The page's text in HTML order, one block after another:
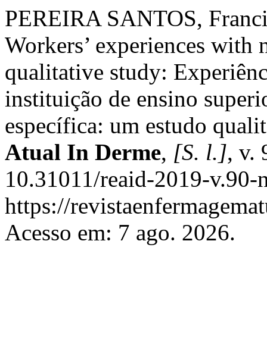
PEREIRA SANTOS,
Workers’ experiences
qualitative study:
instituição de ensino
específica: um estudo
Atual In Derme, [S. l.], v.
10.31011/reaid-2019-
https://
Acesso em: 7 ago. 2026.